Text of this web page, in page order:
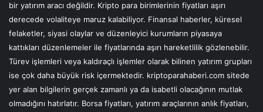
bir yatırım aracı değildir. Kripto para birimlerinin fiyatları aşırı
derecede volaliteye maruz kalabiliyor. Finansal haberler, küresel
felaketler, siyasi olaylar ve düzenleyici kurumların piyasaya
kattıkları düzenlemeler ile fiyatlarında aşırı hareketlilik gözlenebilir.
Türev işlemleri veya kaldıraçlı işlemler olarak bilinen yatırım grupları
ise çok daha büyük risk içermektedir. kriptoparahaberi.com sitede
yer alan bilgilerin gerçek zamanlı ya da isabetli olacağının mutlak
olmadığını hatırlatır. Borsa fiyatları, yatırım araçlarının anlık fiyatları,